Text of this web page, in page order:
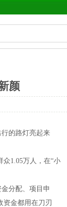
颜
的路灯亮起来
1.05万人，在“小
分配、项目申
金都用在刀刃